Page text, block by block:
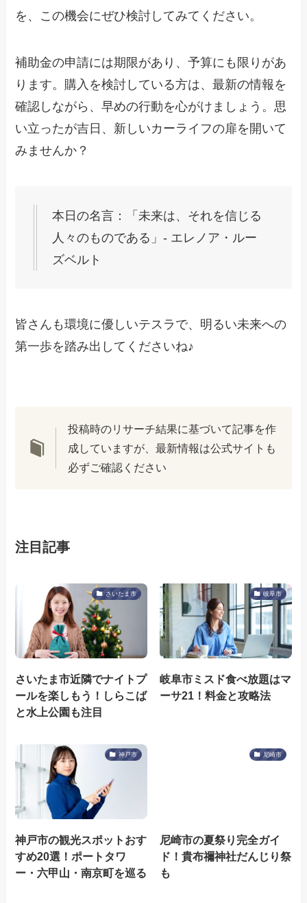
を、この機会にぜひ検討してみてください。
補助金の申請には期限があり、予算にも限りがあ
ります。購入を検討している方は、最新の情報を
確認しながら、早めの行動を心がけましょう。思
い立ったが吉日、新しいカーライフの扉を開いて
みませんか？
本日の名言：「未来は、それを信じる
人々のものである」- エレノア・ルー
ズベルト
皆さんも環境に優しいテスラで、明るい未来への
第一歩を踏み出してくださいね♪
投稿時のリサーチ結果に基づいて記事を作
成していますが、最新情報は公式サイトも
必ずご確認ください
注目記事
さいたま市
さいたま市近隣でナイトプ
ールを楽しもう！しらこば
と水上公園も注目
岐阜市
岐阜市ミスド食べ放題はマ
ーサ21！料金と攻略法
神戸市
神戸市の観光スポットおす
すめ20選！ポートタワ
ー・六甲山・南京町を巡る
尼崎市
尼崎市の夏祭り完全ガイ
ド！貴布禰神社だんじり祭
も